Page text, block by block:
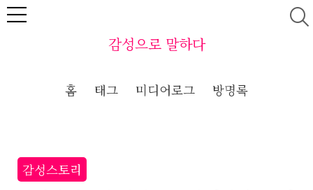
본문 바로가기
감성으로 말하다
홈 태그 미디어로그 방명록
감성스토리